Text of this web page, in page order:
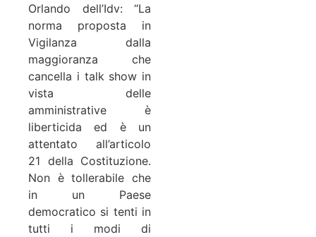
Orlando dell’Idv: “La
norma proposta in
Vigilanza dalla
maggioranza che
cancella i talk show in
vista delle
amministrative è
liberticida ed è un
attentato all’articolo
21 della Costituzione.
Non è tollerabile che
in un Paese
democratico si tenti in
tutti i modi di